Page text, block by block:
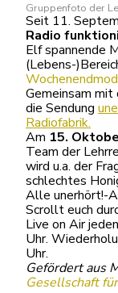
Gruppenfoto der
Seit 11.
Radio
Elf spannende
(Lebens-
Gemeinsam mit
die Sendung
Radiofabrik.
Am 15.
Team der
wird u.a. der
schlechtes
Alle unerhört!-
Scrollt euch
Live on Air
Uhr.
Uhr.
Gefördert aus
Gesellschaft